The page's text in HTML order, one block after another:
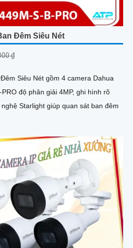
Đêm Siêu Nét
₫
Siêu Nét gồm 4 camera Dahua
độ phân giải 4MP, ghi hình rõ